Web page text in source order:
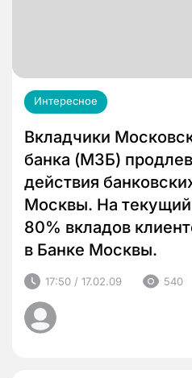
Интересное
Вкладчики
банка (МЗБ)
действия
Москвы. На
80% вкладов
в Банке Москвы.
17:50 / 17.02.09 540